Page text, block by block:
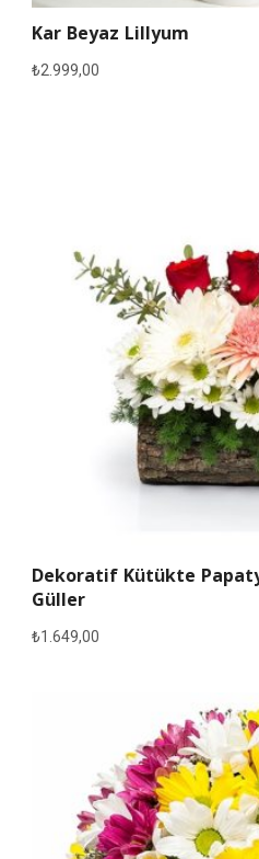
Kar Beyaz Lillyum
₺2.999,00
Dekoratif Kütükte
Güller
₺1.649,00